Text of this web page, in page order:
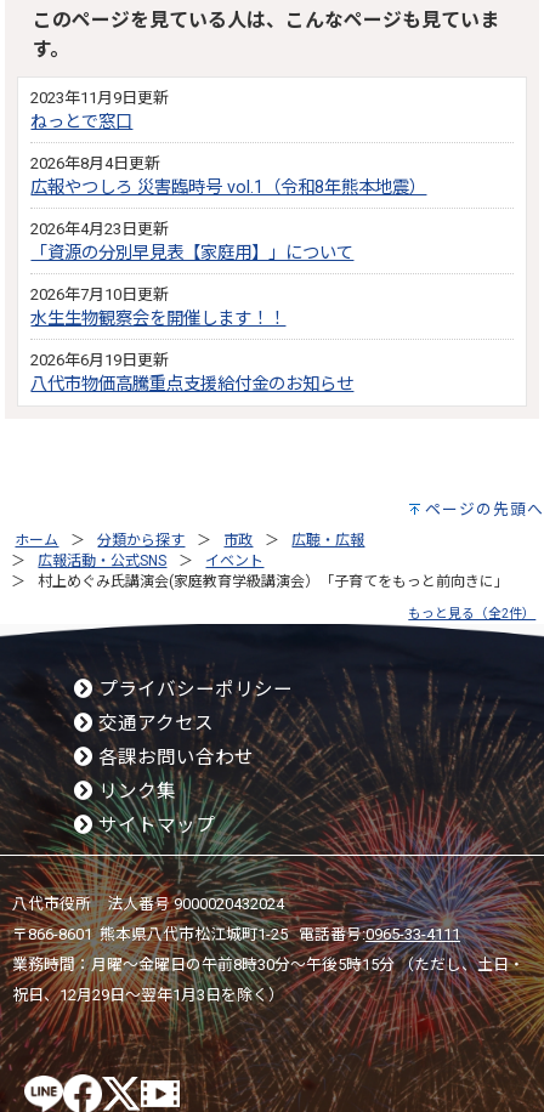
このページを見ている人は、こんなページも見ていま
す。
2023年11月9日更新
ねっとで窓口
2026年8月4日更新
広報やつしろ 災害臨時号 vol.1（令和8年熊本地震）
2026年4月23日更新
「資源の分別早見表【家庭用】」について
2026年7月10日更新
水生生物観察会を開催します！！
2026年6月19日更新
八代市物価高騰重点支援給付金のお知らせ
ページの先頭へ
ホーム 分類から探す 市政
広聴・広報
広報活動・公式SNS
イベント
村上めぐみ氏講演会(家庭教育学級講演会）「子育てをもっと前向きに」
もっと見る（全2件）
プライバシーポリシー
交通アクセス
各課お問い合わせ
リンク集
サイトマップ
八代市役所 法人番号 9000020432024
〒866-8601 熊本県八代市松江城町1-25 電話番号:0965-33-4111
業務時間：月曜～金曜日の午前8時30分～午後5時15分 （ただし、土日・
祝日、12月29日～翌年1月3日を除く）